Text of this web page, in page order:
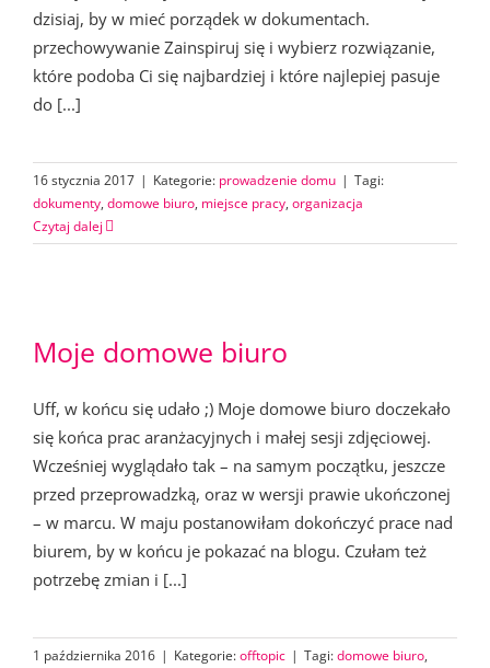
dzisiaj, by w mieć porządek w dokumentach.
przechowywanie Zainspiruj się i wybierz rozwiązanie,
które podoba Ci się najbardziej i które najlepiej pasuje
do [...]
16 stycznia 2017 | Kategorie: prowadzenie domu | Tagi:
dokumenty, domowe biuro, miejsce pracy, organizacja
Czytaj dalej
Moje domowe biuro
Uff, w końcu się udało ;) Moje domowe biuro doczekało
się końca prac aranżacyjnych i małej sesji zdjęciowej.
Wcześniej wyglądało tak – na samym początku, jeszcze
przed przeprowadzką, oraz w wersji prawie ukończonej
– w marcu. W maju postanowiłam dokończyć prace nad
biurem, by w końcu je pokazać na blogu. Czułam też
potrzebę zmian i [...]
1 października 2016 | Kategorie:offtopic | Tagi:domowe biuro,